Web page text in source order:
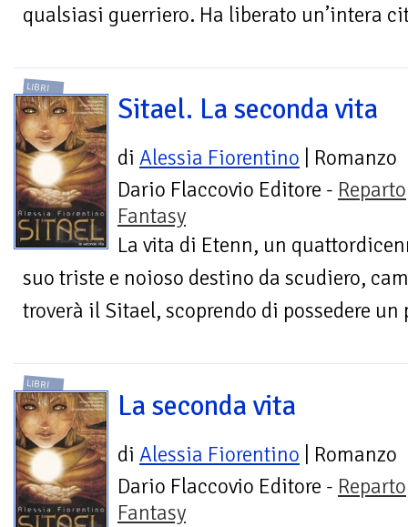
qualsiasi guerriero. Ha liberato un’intera
LIBRI
Sitael. La seconda vita
di Alessia Fiorentino | Romanzo
Dario Flaccovio Editore - Reparto
Fantasy
La vita di Etenn, un
suo triste e noioso destino da scudiero,
troverà il Sitael, scoprendo di possedere
LIBRI
La seconda vita
di Alessia Fiorentino | Romanzo
Dario Flaccovio Editore - Reparto
Fantasy